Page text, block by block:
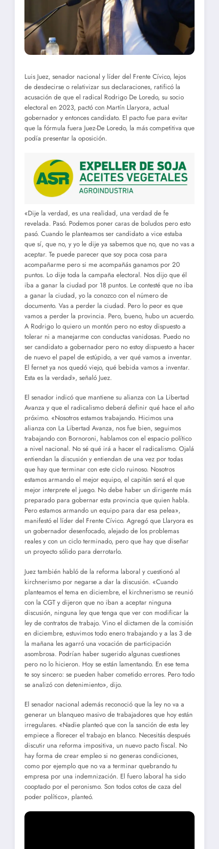
Luis Juez, senador nacional y líder del Frente Cívico, lejos
de desdecirse o relativizar sus declaraciones, ratificó la
acusación de que el radical Rodrigo De Loredo, su socio
electoral en 2023, pactó con Martín Llaryora, actual
gobernador y entonces candidato. El pacto fue para evitar
que la fórmula fuera Juez-De Loredo, la más competitiva que
podía presentar la oposición.
«Dije la verdad, es una realidad, una verdad de fe
revelada. Pasó. Podemos poner caras de boludos pero esto
pasó. Cuando le planteamos ser candidato a vice estaba
que sí, que no, y yo le dije ya sabemos que no, que no vas a
aceptar. Te puede parecer que soy poca cosa para
acompañarme pero si me acompañás ganamos por 20
puntos. Lo dije toda la campaña electoral. Nos dijo que él
iba a ganar la ciudad por 18 puntos. Le contesté que no iba
a ganar la ciudad, yo la conozco con el número de
documento. Vas a perder la ciudad. Pero lo peor es que
vamos a perder la provincia. Pero, bueno, hubo un acuerdo.
A Rodrigo lo quiero un montón pero no estoy dispuesto a
tolerar ni a manejarme con conductas vanidosas. Puedo no
ser candidato a gobernador pero no estoy dispuesto a hacer
de nuevo el papel de estúpido, a ver qué vamos a inventar.
El fernet ya nos quedó viejo, qué bebida vamos a inventar.
Esta es la verdad», señaló Juez.
El senador indicó que mantiene su alianza con La Libertad
Avanza y que el radicalismo deberá definir qué hace el año
próximo. «Nosotros estamos trabajando. Hicimos una
alianza con La Libertad Avanza, nos fue bien, seguimos
trabajando con Bornoroni, hablamos con el espacio político
a nivel nacional. No sé qué irá a hacer el radicalismo. Ojalá
entiendan la discusión y entiendan de una vez por todas
que hay que terminar con este ciclo ruinoso. Nosotros
estamos armando el mejor equipo, el capitán será el que
mejor interprete el juego. No debe haber un dirigente más
preparado para gobernar esta provincia que quien habla.
Pero estamos armando un equipo para dar esa pelea»,
manifestó el líder del Frente Cívico. Agregó que Llaryora es
un gobernador desenfocado, alejado de los problemas
reales y con un ciclo terminado, pero que hay que diseñar
un proyecto sólido para derrotarlo.
Juez también habló de la reforma laboral y cuestionó al
kirchnerismo por negarse a dar la discusión. «Cuando
planteamos el tema en diciembre, el kirchnerismo se reunió
con la CGT y dijeron que no iban a aceptar ninguna
discusión, ninguna ley que tenga que ver con modificar la
ley de contratos de trabajo. Vino el dictamen de la comisión
en diciembre, estuvimos todo enero trabajando y a las 3 de
la mañana les agarró una vocación de participación
asombrosa. Podrían haber sugerido algunas cuestiones
pero no lo hicieron. Hoy se están lamentando. En ese tema
te soy sincero: se pueden haber cometido errores. Pero todo
se analizó con detenimiento», dijo.
El senador nacional además reconoció que la ley no va a
generar un blanqueo masivo de trabajadores que hoy están
irregulares. «Nadie planteó que con la sanción de esta ley
empiece a florecer el trabajo en blanco. Necesitás después
discutir una reforma impositiva, un nuevo pacto fiscal. No
hay forma de crear empleo si no generas condiciones,
como por ejemplo que no va a terminar quebrando tu
empresa por una indemnización. El fuero laboral ha sido
cooptado por el peronismo. Son todos cotos de caza del
poder político», planteó.